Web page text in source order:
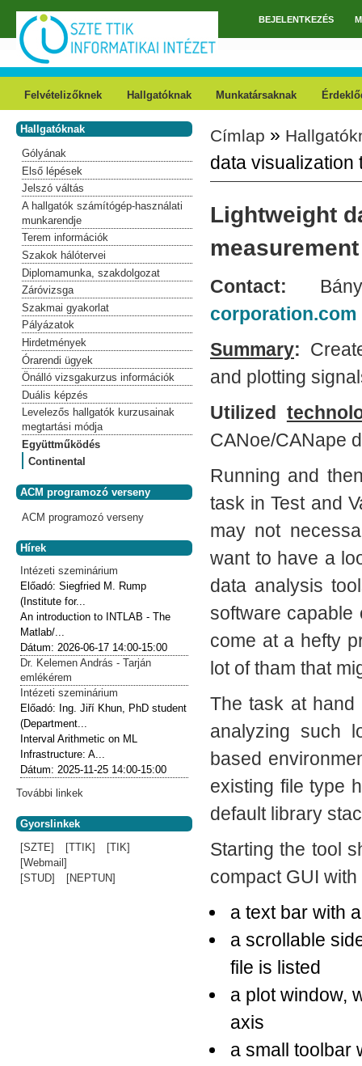
Ugrás a tartalomra
FőmenüBEJELENTKEZÉS
Felvételizőknek Hallgatóknak Munkatársaknak
Jelenlegi hely
Címlap »
data visualization
Lightweight
Contact:
corporation.com
Summary:
and plotting
Utilized
CANoe/CANape
Running and
task in Test and
may not
want to have a
data analysis
software capable
come at a hefty
lot of tham that
The task at
analyzing such
based
existing file type
default library
Starting the tool
compact GUI
a text bar with
a scrollable
file is listed
a plot window,
axis
a small toolbar
Hallgatóknak
Gólyának
Első lépések
Jelszó váltás
A hallgatók számítógép-használati
munkarendje
Terem információk
Szakok hálótervei
Diplomamunka, szakdolgozat
Záróvizsga
Szakmai gyakorlat
Pályázatok
Hirdetmények
Órarendi ügyek
Önálló vizsgakurzus információk
Duális képzés
Levelezős hallgatók kurzusainak
megtartási módja
Együttműködés
Continental
ACM programozó verseny
ACM programozó verseny
Hírek
Intézeti szeminárium
Előadó:Siegfried M. Rump
(Institute for...
An introduction to INTLAB - The
Matlab/...
Dátum:2026-06-17 14:00-15:00
Dr. Kelemen András - Tarján
emlékérem
Intézeti szeminárium
Előadó: Ing. Jiří Khun, PhD student
(Department...
Interval Arithmetic on ML
Infrastructure: A...
Dátum:2025-11-25 14:00-15:00
További linkek
Gyorslinkek
[SZTE]
[TTIK]
[TIK]
[Webmail]
[STUD]
[NEPTUN]